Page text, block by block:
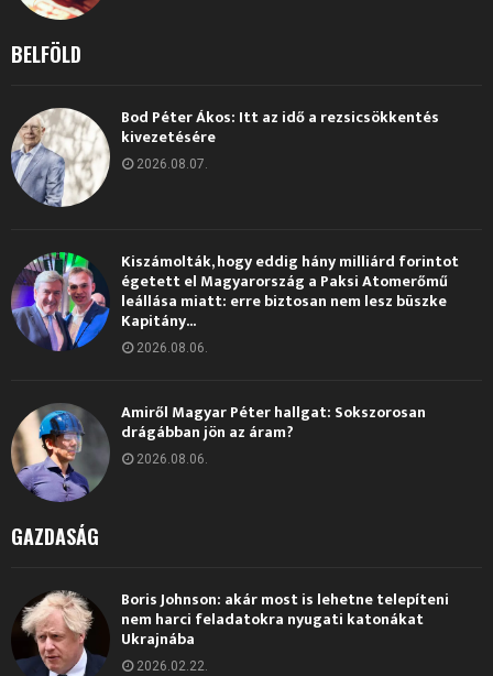
BELFÖLD
Bod Péter Ákos: Itt az idő a rezsicsökkentés
kivezetésére
2026.08.07.
Kiszámolták, hogy eddig hány milliárd forintot
égetett el Magyarország a Paksi Atomerőmű
leállása miatt: erre biztosan nem lesz büszke
Kapitány...
2026.08.06.
Amiről Magyar Péter hallgat: Sokszorosan
drágábban jön az áram?
2026.08.06.
GAZDASÁG
Boris Johnson: akár most is lehetne telepíteni
nem harci feladatokra nyugati katonákat
Ukrajnába
2026.02.22.